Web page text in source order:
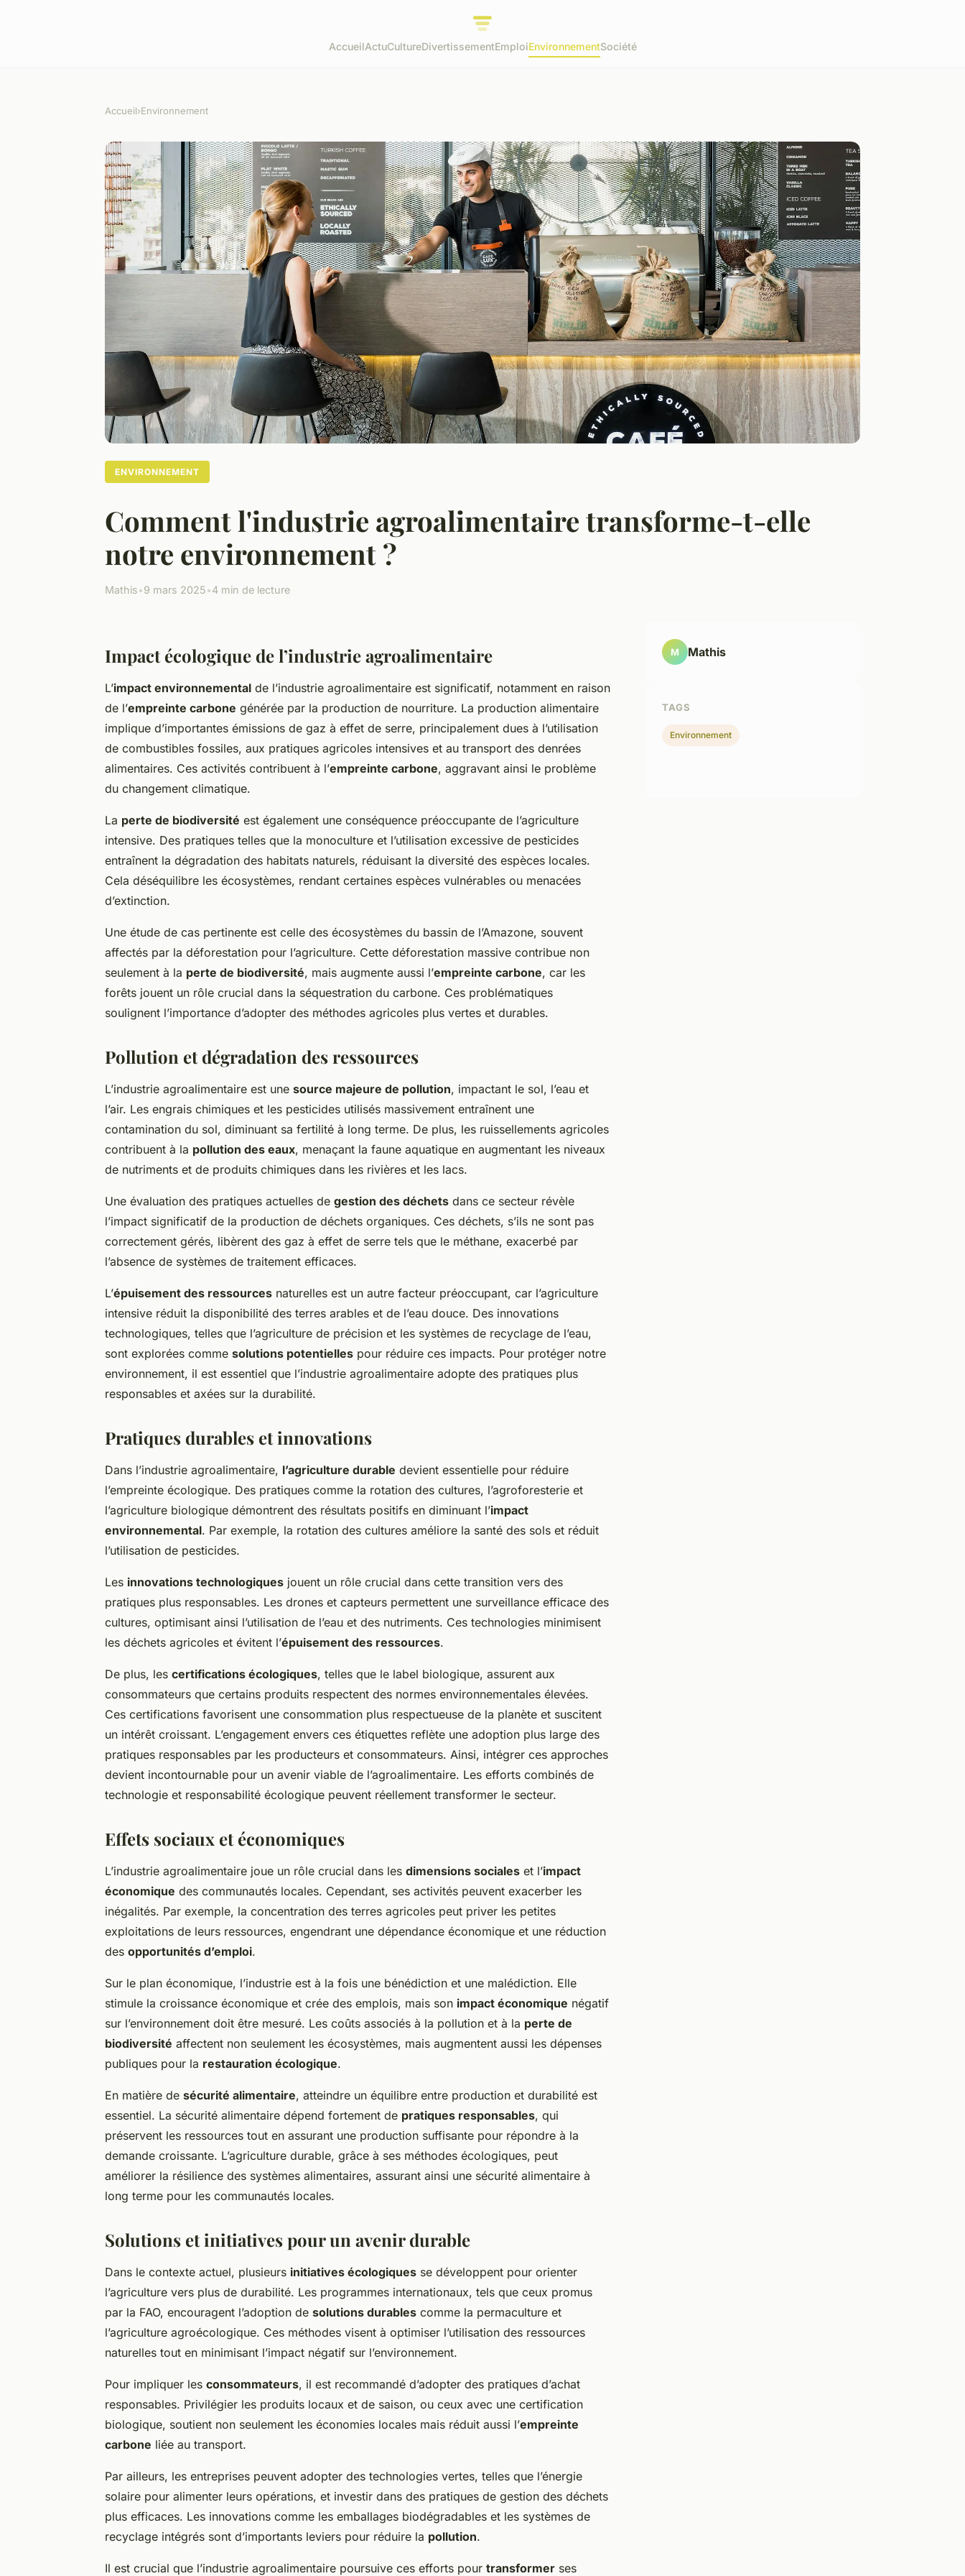
AccueilActuCultureDivertissementEmploiEnvironnementSociété
Accueil›Environnement
ENVIRONNEMENT
Comment l'industrie agroalimentaire transforme-t-elle
notre environnement ?
Mathis•9 mars 2025•4 min de lecture
Impact écologique de l’industrie agroalimentaire
L’impact environnemental de l’industrie agroalimentaire est significatif, notamment en raison
de l’empreinte carbone générée par la production de nourriture. La production alimentaire
implique d’importantes émissions de gaz à effet de serre, principalement dues à l’utilisation
de combustibles fossiles, aux pratiques agricoles intensives et au transport des denrées
alimentaires. Ces activités contribuent à l’empreinte carbone, aggravant ainsi le problème
du changement climatique.
La perte de biodiversité est également une conséquence préoccupante de l’agriculture
intensive. Des pratiques telles que la monoculture et l’utilisation excessive de pesticides
entraînent la dégradation des habitats naturels, réduisant la diversité des espèces locales.
Cela déséquilibre les écosystèmes, rendant certaines espèces vulnérables ou menacées
d’extinction.
Une étude de cas pertinente est celle des écosystèmes du bassin de l’Amazone, souvent
affectés par la déforestation pour l’agriculture. Cette déforestation massive contribue non
seulement à la perte de biodiversité, mais augmente aussi l’empreinte carbone, car les
forêts jouent un rôle crucial dans la séquestration du carbone. Ces problématiques
soulignent l’importance d’adopter des méthodes agricoles plus vertes et durables.
Pollution et dégradation des ressources
L’industrie agroalimentaire est une source majeure de pollution, impactant le sol, l’eau et
l’air. Les engrais chimiques et les pesticides utilisés massivement entraînent une
contamination du sol, diminuant sa fertilité à long terme. De plus, les ruissellements agricoles
contribuent à la pollution des eaux, menaçant la faune aquatique en augmentant les niveaux
de nutriments et de produits chimiques dans les rivières et les lacs.
Une évaluation des pratiques actuelles de gestion des déchets dans ce secteur révèle
l’impact significatif de la production de déchets organiques. Ces déchets, s’ils ne sont pas
correctement gérés, libèrent des gaz à effet de serre tels que le méthane, exacerbé par
l’absence de systèmes de traitement efficaces.
L’épuisement des ressources naturelles est un autre facteur préoccupant, car l’agriculture
intensive réduit la disponibilité des terres arables et de l’eau douce. Des innovations
technologiques, telles que l’agriculture de précision et les systèmes de recyclage de l’eau,
sont explorées comme solutions potentielles pour réduire ces impacts. Pour protéger notre
environnement, il est essentiel que l’industrie agroalimentaire adopte des pratiques plus
responsables et axées sur la durabilité.
Pratiques durables et innovations
Dans l’industrie agroalimentaire, l’agriculture durable devient essentielle pour réduire
l’empreinte écologique. Des pratiques comme la rotation des cultures, l’agroforesterie et
l’agriculture biologique démontrent des résultats positifs en diminuant l’impact
environnemental. Par exemple, la rotation des cultures améliore la santé des sols et réduit
l’utilisation de pesticides.
Les innovations technologiques jouent un rôle crucial dans cette transition vers des
pratiques plus responsables. Les drones et capteurs permettent une surveillance efficace des
cultures, optimisant ainsi l’utilisation de l’eau et des nutriments. Ces technologies minimisent
les déchets agricoles et évitent l’épuisement des ressources.
De plus, les certifications écologiques, telles que le label biologique, assurent aux
consommateurs que certains produits respectent des normes environnementales élevées.
Ces certifications favorisent une consommation plus respectueuse de la planète et suscitent
un intérêt croissant. L’engagement envers ces étiquettes reflète une adoption plus large des
pratiques responsables par les producteurs et consommateurs. Ainsi, intégrer ces approches
devient incontournable pour un avenir viable de l’agroalimentaire. Les efforts combinés de
technologie et responsabilité écologique peuvent réellement transformer le secteur.
Effets sociaux et économiques
L’industrie agroalimentaire joue un rôle crucial dans les dimensions sociales et l’impact
économique des communautés locales. Cependant, ses activités peuvent exacerber les
inégalités. Par exemple, la concentration des terres agricoles peut priver les petites
exploitations de leurs ressources, engendrant une dépendance économique et une réduction
des opportunités d’emploi.
Sur le plan économique, l’industrie est à la fois une bénédiction et une malédiction. Elle
stimule la croissance économique et crée des emplois, mais son impact économique négatif
sur l’environnement doit être mesuré. Les coûts associés à la pollution et à la perte de
biodiversité affectent non seulement les écosystèmes, mais augmentent aussi les dépenses
publiques pour la restauration écologique.
En matière de sécurité alimentaire, atteindre un équilibre entre production et durabilité est
essentiel. La sécurité alimentaire dépend fortement de pratiques responsables, qui
préservent les ressources tout en assurant une production suffisante pour répondre à la
demande croissante. L’agriculture durable, grâce à ses méthodes écologiques, peut
améliorer la résilience des systèmes alimentaires, assurant ainsi une sécurité alimentaire à
long terme pour les communautés locales.
Solutions et initiatives pour un avenir durable
Dans le contexte actuel, plusieurs initiatives écologiques se développent pour orienter
l’agriculture vers plus de durabilité. Les programmes internationaux, tels que ceux promus
par la FAO, encouragent l’adoption de solutions durables comme la permaculture et
l’agriculture agroécologique. Ces méthodes visent à optimiser l’utilisation des ressources
naturelles tout en minimisant l’impact négatif sur l’environnement.
Pour impliquer les consommateurs, il est recommandé d’adopter des pratiques d’achat
responsables. Privilégier les produits locaux et de saison, ou ceux avec une certification
biologique, soutient non seulement les économies locales mais réduit aussi l’empreinte
carbone liée au transport.
Par ailleurs, les entreprises peuvent adopter des technologies vertes, telles que l’énergie
solaire pour alimenter leurs opérations, et investir dans des pratiques de gestion des déchets
plus efficaces. Les innovations comme les emballages biodégradables et les systèmes de
recyclage intégrés sont d’importants leviers pour réduire la pollution.
Il est crucial que l’industrie agroalimentaire poursuive ces efforts pour transformer ses
M Mathis
TAGS
Environnement